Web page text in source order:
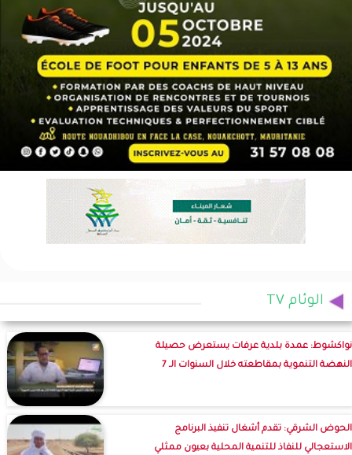
الوئام TV
نواكشوط: عمدة بلدية عرفات يستعرض حصيلة
النهضة التنموية بمقاطعته خلال السنوات الـ 7
الحوض الشرقي: تقدم أشغال تنفيذ البرنامج
الاستعجالي للنفاذ للتنمية المحلية بعيون ممثلي